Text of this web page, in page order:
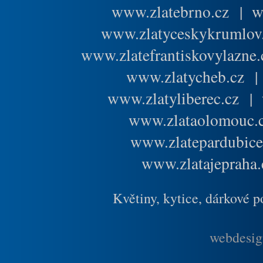
www.zlatebrno.cz |
www.zlatycheb.cz
www.zlatyliberec.cz |
Květiny, kytice, dárkové